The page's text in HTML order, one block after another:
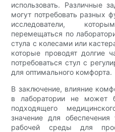
использовать. Различные
могут потребовать разных
исследователи,
перемещаться по
стула с колесами или
которые проводят долгие
потребоваться стул с
для оптимального комфорта.
В заключение, влияние
в лаборатории не может
подходящего
значение для
рабочей среды для